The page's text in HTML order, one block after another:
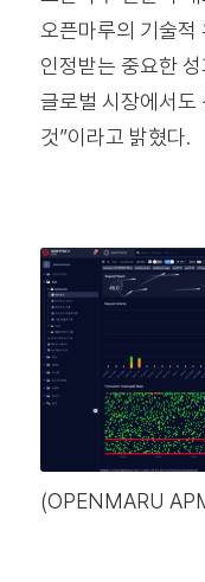
오픈마루의 기술적
인정받는 중요한
글로벌 시장에서도
것”이라고 밝혔다.
(OPENMARU